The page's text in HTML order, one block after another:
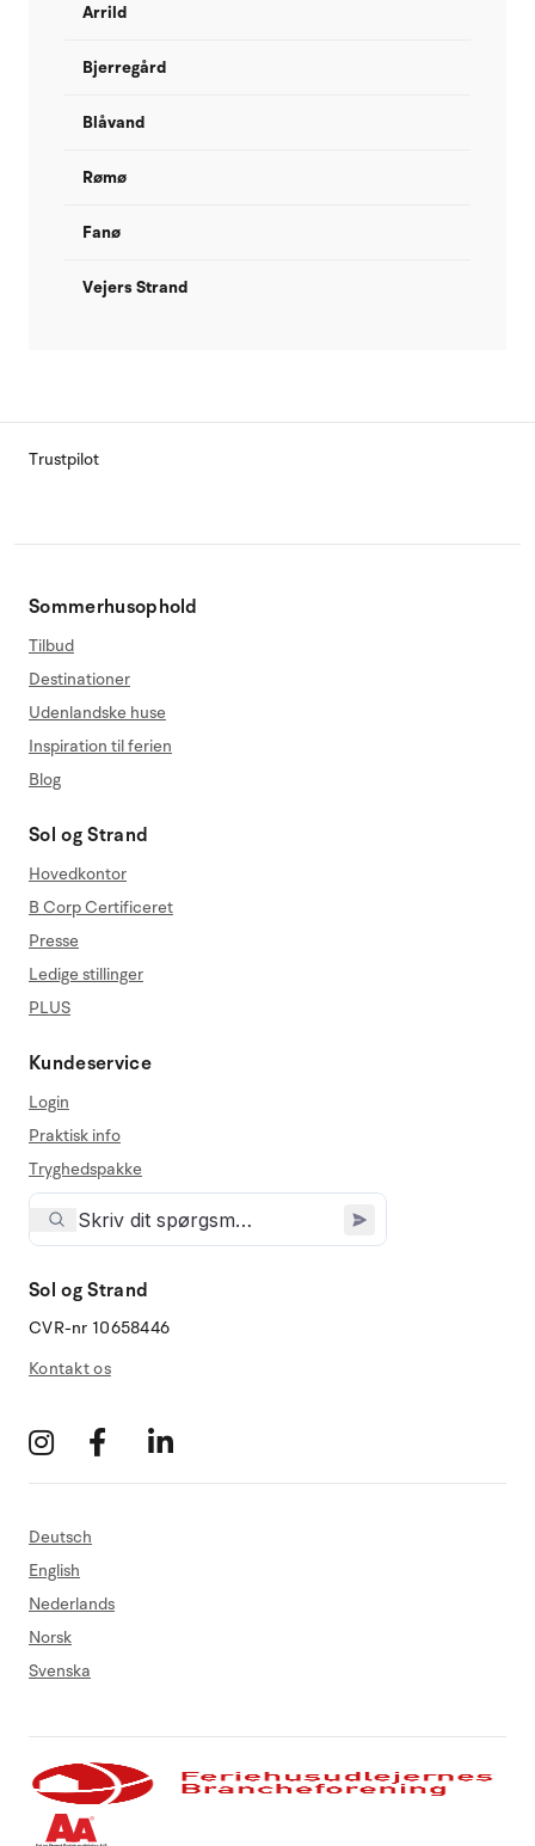
Arrild
Bjerregård
Blåvand
Rømø
Fanø
Vejers Strand
Trustpilot
Sommerhusophold
Tilbud
Destinationer
Udenlandske huse
Inspiration til ferien
Blog
Sol og Strand
Hovedkontor
B Corp Certificeret
Presse
Ledige stillinger
PLUS
Kundeservice
Login
Praktisk info
Tryghedspakke
Sol og Strand
CVR-nr 10658446
Kontakt os
Deutsch
English
Nederlands
Norsk
Svenska